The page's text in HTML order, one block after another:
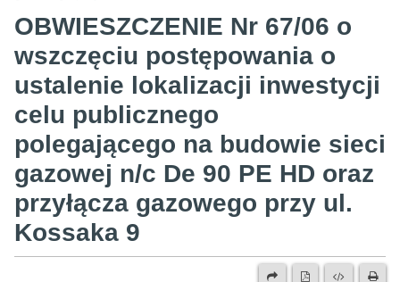
OBWIESZCZENIE Nr 67/06 o
wszczęciu postępowania o
ustalenie lokalizacji inwestycji
celu publicznego
polegającego na budowie sieci
gazowej n/c De 90 PE HD oraz
przyłącza gazowego przy ul.
Kossaka 9